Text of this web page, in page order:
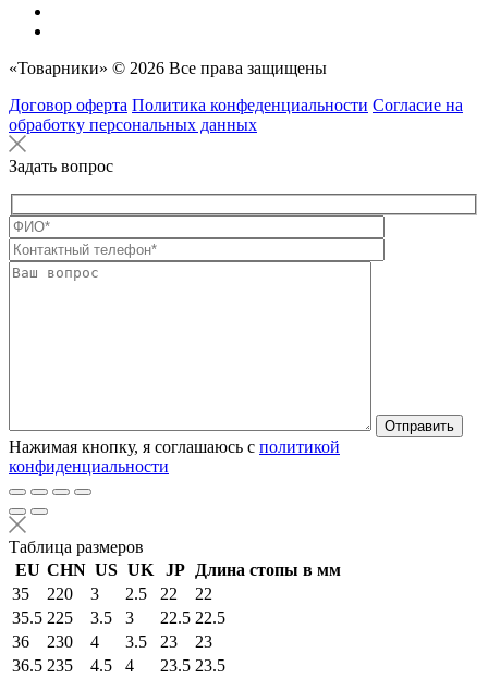
«Товарники» © 2026 Все права защищены
Договор оферта Политика конфеденциальности Согласие на
обработку персональных данных
Задать вопрос
Нажимая кнопку, я соглашаюсь с политикой
конфиденциальности
Таблица размеров
EU CHN US UK JP
Длина стопы в мм
35
220 3 2.5 22
22
35.5 225 3.5 3 22.5 22.5
36
230 4 3.5 23
23
36.5 235 4.5 4 23.5 23.5